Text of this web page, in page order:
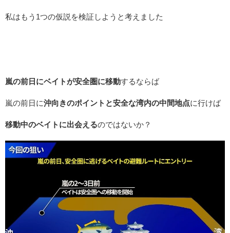
私はもう1つの仮説を検証しようと考えました
嵐の前日にベイトが安全圏に移動するならば
嵐の前日に沖向きのポイントと安全な湾内の中間地点に行けば
移動中のベイトに出会えるのではないか？